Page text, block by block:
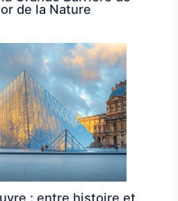
de la Nature
: entre histoire et